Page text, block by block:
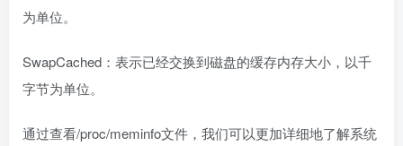
为单位。
SwapCached：表示已经交换到磁盘的缓存内存大小，以千
字节为单位。
通过查看/proc/meminfo文件，我们可以更加详细地了解系统